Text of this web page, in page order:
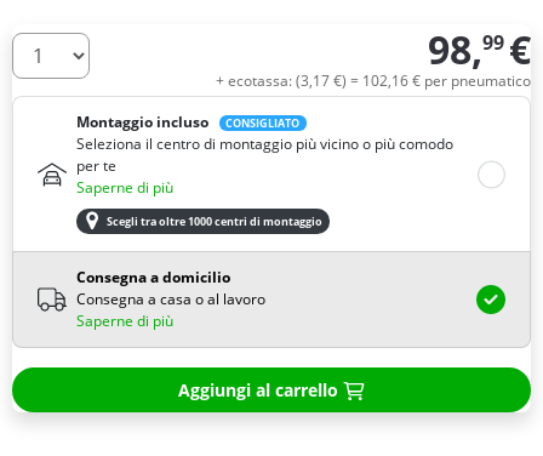
Quantità 98,99 €
+ ecotassa: (3,17€) = 102,16€ per pneumatico
Montaggio incluso
CONSIGLIATO
Seleziona il centro di montaggio più vicino o più comodo
per te
Saperne di più
Scegli tra oltre 1000 centri di montaggio
Consegna a domicilio
Consegna a casa o al lavoro
Saperne di più
Aggiungi al carrello